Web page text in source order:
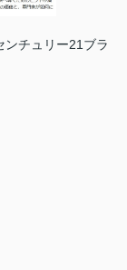
チュリー21ブラ